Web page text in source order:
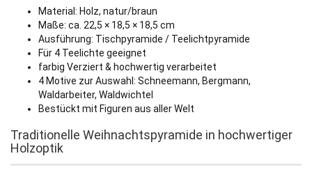
Material: Holz, natur/braun
Maße: ca. 22,5 × 18,5 × 18,5 cm
Ausführung: Tischpyramide / Teelichtpyramide
Für 4 Teelichte geeignet
farbig Verziert & hochwertig verarbeitet
4 Motive zur Auswahl: Schneemann, Bergmann,
Waldarbeiter, Waldwichtel
Bestückt mit Figuren aus aller Welt
Traditionelle Weihnachtspyramide in hochwertiger
Holzoptik